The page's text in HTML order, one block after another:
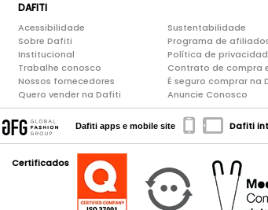
DAFITI
Acessibilidade
Sobre Dafiti
Institucional
Trabalhe conosco
Nossos fornecedores
Quero vender na Dafiti
Sustentabilidade
Programa de
Política de
Contrato de compra
É seguro comprar na
Anuncie Conosco
Dafiti apps e mobile site Dafiti
Certificados